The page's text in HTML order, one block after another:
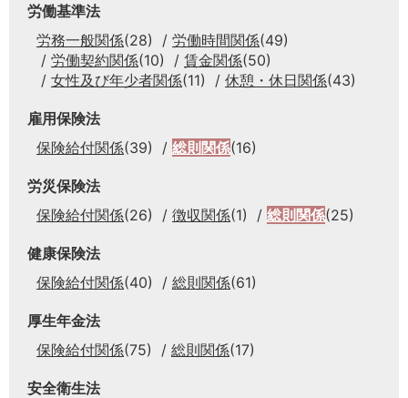
労働基準法
労務一般関係(28) 労働時間関係(49)
労働契約関係(10) 賃金関係(50)
女性及び年少者関係(11) 休憩・休日関係(43)
雇用保険法
保険給付関係(39) 総則関係(16)
労災保険法
保険給付関係(26) 徴収関係(1) 総則関係(25)
健康保険法
保険給付関係(40) 総則関係(61)
厚生年金法
保険給付関係(75) 総則関係(17)
安全衛生法